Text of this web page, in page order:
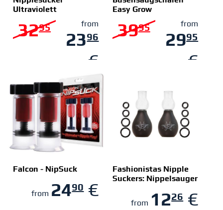
Ultraviolett
3295 from
2396
€
ZUM SHOP
Easy Grow
3995 from
2995
€
ZUM SHOP
Falcon - NipSuck
from 2490€
ZUM SHOP
Fashionistas Nipple
Suckers: Nippelsauger
from 1226€